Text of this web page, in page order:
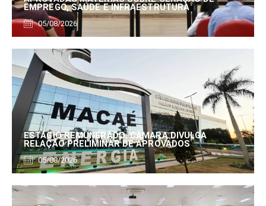
EMPREGO, SAÚDE E INFRAESTRUTURA
05/08/2026
ESTÁGIO REMUNERADO: CÂMARA DIVULGA
RELAÇÃO PRELIMINAR DE APROVADOS
05/08/2026